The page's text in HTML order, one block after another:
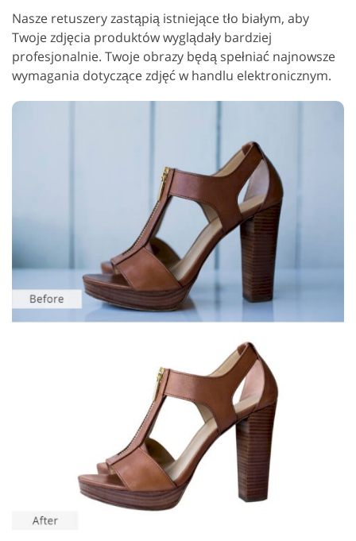
Nasze retuszery zastąpią istniejące tło białym, aby
Twoje zdjęcia produktów wyglądały bardziej
profesjonalnie. Twoje obrazy będą spełniać najnowsze
wymagania dotyczące zdjęć w handlu elektronicznym.